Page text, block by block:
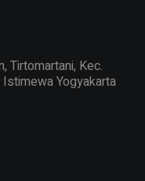
Tirtomartani, Kec.
Istimewa Yogyakarta